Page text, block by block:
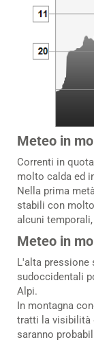
Meteo in
Correnti in
molto calda ed
Nella prima
stabili con
alcuni
Meteo in
L'alta pressione
sudoccidentali
Alpi.
In montagna
tratti la visibilità
saranno